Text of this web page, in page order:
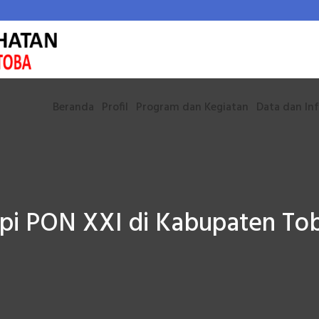
Beranda Profil Program dan Kegiatan Data dan
PON XXI di Kabupaten